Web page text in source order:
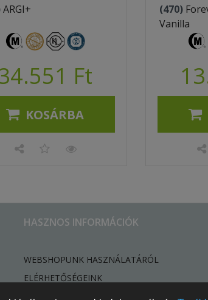
ARGI+
Ft
KOSÁRBA
(470)
Vanilla
HASZNOS INFORMÁCIÓK
WEBSHOPUNK HASZNÁLATÁRÓL
ELÉRHETŐSÉGEINK